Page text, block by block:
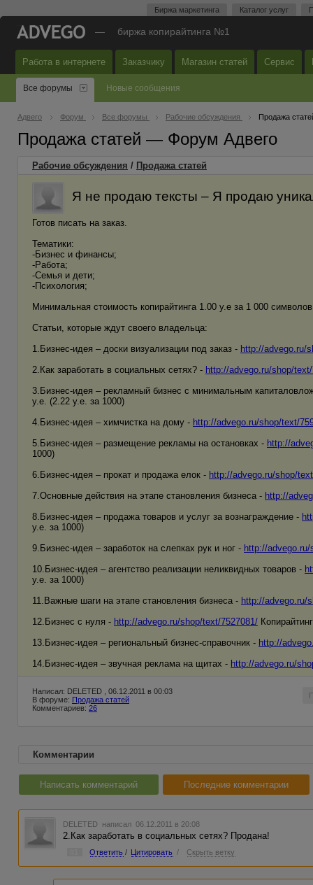
Биржа маркетинга Каталог услуг
— биржа копирайтинга №1
Работа в интернете Заказчику Магазин статей Сервис
Все форумы Новые сообщения
Адвего Форум Все форумы Рабочие обсуждения Продажа
Продажа статей — Форум Адвего
Рабочие обсуждения / Продажа статей
Я не продаю тексты – Я продаю
Готов писать на заказ.
Тематики:
-Бизнес и финансы;
-Работа;
-Семья и дети;
-Психология;
Минимальная стоимость копирайтинга 1.00 y.e за 1 000
Статьи, которые ждут своего владельца:
1.Бизнес-идея – доски визуализации под заказ - http://advego.ru/
2.Как заработать в социальных сетях? - http://advego.ru/shop/
3.Бизнес-идея – рекламный бизнес с минимальным
у.е. (2.22 у.е. за 1000)
4.Бизнес-идея – химчистка на дому - http://advego.ru/shop/text/
5.Бизнес-идея – размещение рекламы на остановках - http://
1000)
6.Бизнес-идея – прокат и продажа елок - http://advego.ru/shop/
7.Основные действия на этапе становления бизнеса - http://
8.Бизнес-идея – продажа товаров и услуг за вознаграждение -
у.е. за 1000)
9.Бизнес-идея – заработок на слепках рук и ног - http://
10.Бизнес-идея – агентство реализации неликвидных товаров -
у.е. за 1000)
11.Важные шаги на этапе становления бизнеса - http://advego.ru/
12.Бизнес с нуля - http://advego.ru/shop/text/7527081/
13.Бизнес-идея – региональный бизнес-справочник - http://
14.Бизнес-идея – звучная реклама на щитах - http://advego.ru/
Написал: DELETED , 06.12.2011 в 00:03
В форуме: Продажа статей
Комментариев: 26
Комментарии
Написать комментарий Последние комментарии
DELETED написал 06.12.2011 в 20:08
2.Как заработать в социальных сетях? Продана!
Ответить / Цитировать / Скрыть ветку